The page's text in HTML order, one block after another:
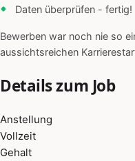
Daten überprüfen - fertig!
Bewerben war noch nie so
aussichtsreichen
Details zum Job
Anstellung
Vollzeit
Gehalt